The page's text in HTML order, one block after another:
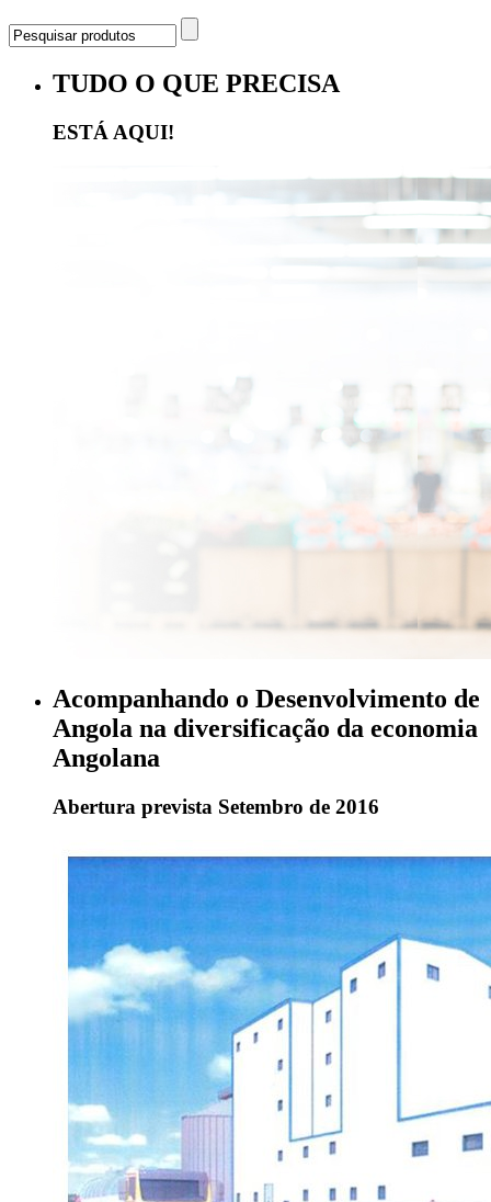
TUDO O QUE PRECISA
ESTÁ AQUI!
Acompanhando o Desenvolvimento de
Angola na diversificação da economia
Angolana
Abertura prevista Setembro de 2016